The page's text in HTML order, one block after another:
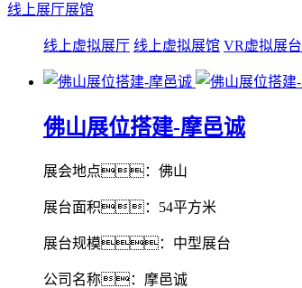
线上展厅展馆
线上虚拟展厅 线上虚拟展馆 VR虚拟展台
佛山展位搭建-摩邑诚
展会地点：佛山
展台面积：54平方米
展台规模：中型展台
公司名称：摩邑诚